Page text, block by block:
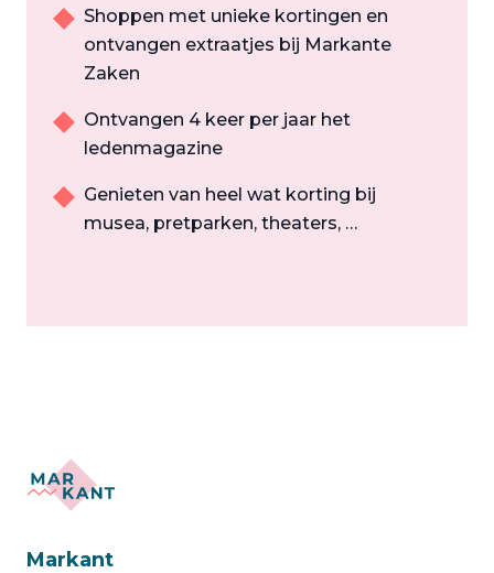
Shoppen met unieke kortingen en
ontvangen extraatjes bij Markante
Zaken
Ontvangen 4 keer per jaar het
ledenmagazine
Genieten van heel wat korting bij
musea, pretparken, theaters, …
Markant